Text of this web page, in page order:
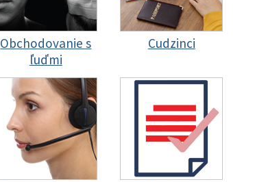
Obchodovanie s
ľuďmi
Cudzinci